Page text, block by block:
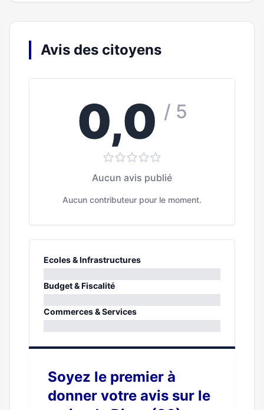
Avis des citoyens
0,0 / 5
Aucun avis publié
Aucun contributeur pour le moment.
Ecoles & Infrastructures
0%
Budget & Fiscalité
0%
Commerces & Services
Soyez le premier à
donner votre avis sur le